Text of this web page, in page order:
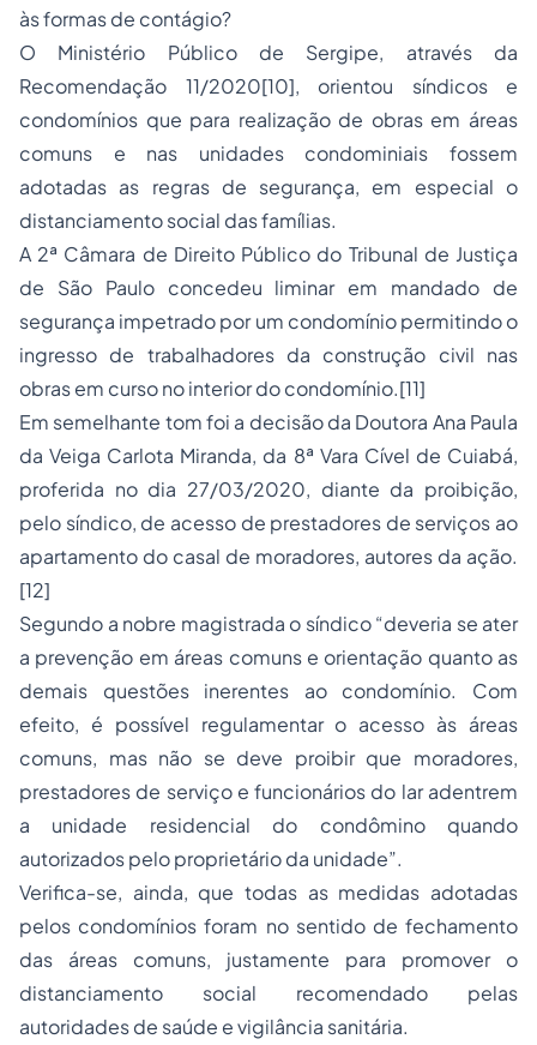
às formas de contágio?
O Ministério Público de Sergipe, através da
Recomendação 11/2020[10], orientou síndicos e
condomínios que para realização de obras em áreas
comuns e nas unidades condominiais fossem
adotadas as regras de segurança, em especial o
distanciamento social das famílias.
A 2ª Câmara de Direito Público do Tribunal de Justiça
de São Paulo concedeu liminar em mandado de
segurança impetrado por um condomínio permitindo o
ingresso de trabalhadores da construção civil nas
obras em curso no interior do condomínio.[11]
Em semelhante tom foi a decisão da Doutora Ana Paula
da Veiga Carlota Miranda, da 8ª Vara Cível de Cuiabá,
proferida no dia 27/03/2020, diante da proibição,
pelo síndico, de acesso de prestadores de serviços ao
apartamento do casal de moradores, autores da ação.
[12]
Segundo a nobre magistrada o síndico “deveria se ater
a prevenção em áreas comuns e orientação quanto as
demais questões inerentes ao condomínio. Com
efeito, é possível regulamentar o acesso às áreas
comuns, mas não se deve proibir que moradores,
prestadores de serviço e funcionários do lar adentrem
a unidade residencial do condômino quando
autorizados pelo proprietário da unidade”.
Verifica-se, ainda, que todas as medidas adotadas
pelos condomínios foram no sentido de fechamento
das áreas comuns, justamente para promover o
distanciamento social recomendado pelas
autoridades de saúde e vigilância sanitária.